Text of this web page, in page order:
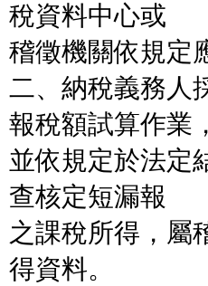
稅資料中心或
稽徵機關依規定
二、納稅義務人
報稅額試算作業，
並依規定於法定
查核定短漏報
之課稅所得，屬
得資料。